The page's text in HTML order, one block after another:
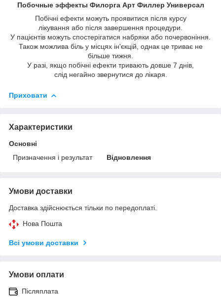
Побочные эффекты Филорга Арт Филлер Универсал
Побічні ефекти можуть проявитися після курсу
лікування або після завершення процедури.
У пацієнтів можуть спостерігатися набряки або почервоніння.
Також можлива біль у місцях ін'єкцій, однак це триває не
більше тижня.
У разі, якщо побічні ефекти тривають довше 7 днів,
слід негайно звернутися до лікаря.
Приховати
Характеристики
Основні
Призначення і результат
Відновлення
Умови доставки
Доставка здійснюється тільки по передоплаті.
Нова Пошта
Всі умови доставки
Умови оплати
Післяплата